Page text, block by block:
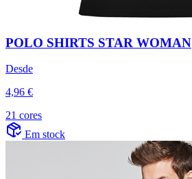
POLO SHIRTS STAR WOMAN
Desde
4,96 €
21 cores
Em stock